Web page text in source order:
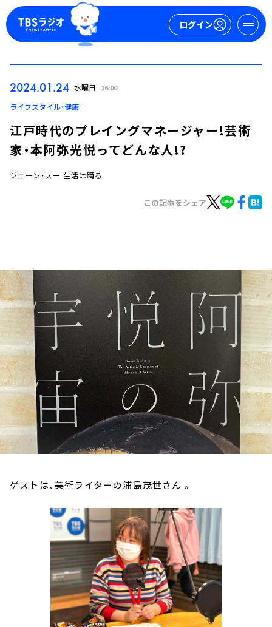
ログイン
ログイン
イベント・グッズ
YouTube
会社情報
2024.01.24 水曜日 16:00
ライフスタイル・健康
江戸時代のプレイングマネージャー!芸術
家・本阿弥光悦ってどんな人!?
ジェーン・スー 生活は踊る
この記事をシェア
ゲストは、美術ライターの浦島茂世さん 。